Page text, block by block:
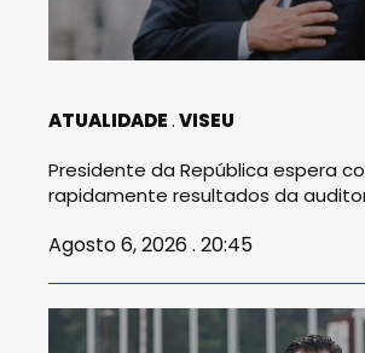
ATUALIDADE VISEU
Presidente da República espera
rapidamente resultados da
Agosto 6, 2026 . 20:45